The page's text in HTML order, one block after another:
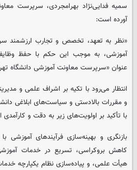
سمیه فدایی‌نژاد بهرامجردی، سرپرست
آورده است:
«نظر به تعهد، تخصص و تجارب ارزشمند
آموزشی، به موجب این حکم با حفظ
عنوان «سرپرست معاونت آموزشی دانشگاه
انتظار می‌رود با تکیه بر اشراف علمی و
و مقررات بالادستی و سیاست‌های ابلاغی
با تأکید بر اولویت‌های زیر به دقت و کارآمدی
بازنگری و بهینه‌سازی فرآیندهای آموزشی
کاهش بروکراسی، تسریع در خدمات
هیأت علمی، و پیاده‌سازی نظام یکپارچه